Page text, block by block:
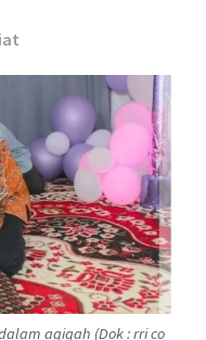
aqiqah (Dok : rri co